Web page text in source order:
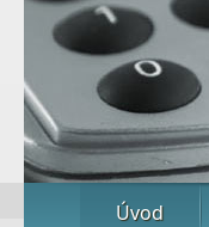
Úvod